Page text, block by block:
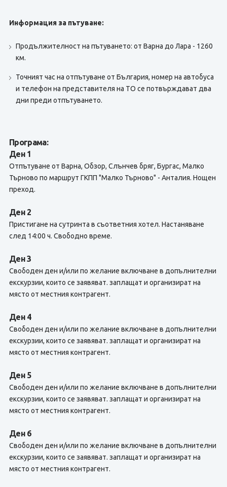
Информация за пътуване:
Продължителност на пътуването: от Варна до Лара - 1260
км.
Точният час на отпътуване от България, номер на автобуса
и телефон на представителя на TО се потвърждават два
дни преди отпътуването.
Програма:
Ден 1
Отпътуване от Варна, Обзор, Слънчев бряг, Бургас, Малко
Търново по маршрут ГКПП "Малко Търново" - Анталия. Нощен
преход.
Ден 2
Пристигане на сутринта в съответния хотел. Настаняване
след 14:00 ч. Свободно време.
Ден 3
Свободен ден и/или по желание включване в допълнителни
екскурзии, които се заявяват. заплащат и организират на
място от местния контрагент.
Ден 4
Свободен ден и/или по желание включване в допълнителни
екскурзии, които се заявяват. заплащат и организират на
място от местния контрагент.
Ден 5
Свободен ден и/или по желание включване в допълнителни
екскурзии, които се заявяват. заплащат и организират на
място от местния контрагент.
Ден 6
Свободен ден и/или по желание включване в допълнителни
екскурзии, които се заявяват. заплащат и организират на
място от местния контрагент.